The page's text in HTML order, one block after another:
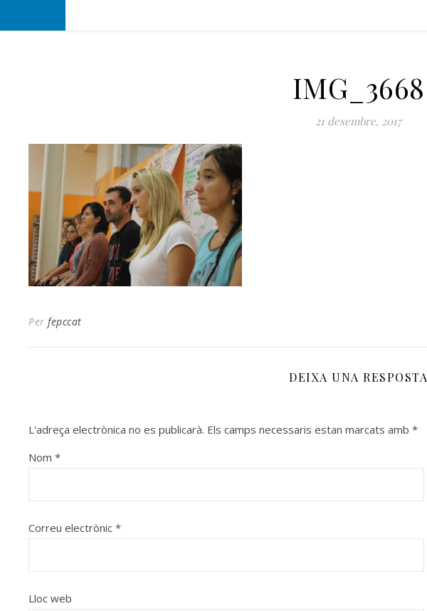
IMG_3668
21 desembre, 2017
Per fepccat
DEIXA UNA RESPOSTA
L'adreça electrònica no es publicarà. Els camps necessaris estan marcats amb *
Nom *
Correu electrònic *
Lloc web